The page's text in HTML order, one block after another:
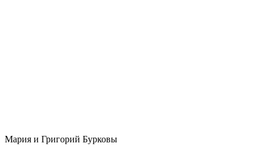
Мария и Григорий Бурковы